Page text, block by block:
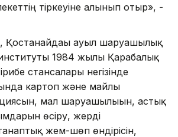
тіркеуіне алынып отыр», -
Қостанайдағы ауыл шаруашылық
1984 жылы Қарабалық
стансалары негізінде
картоп және майлы
мал шаруашылығын, астық
өсіру, жерді
жем-шөп өндірісін,